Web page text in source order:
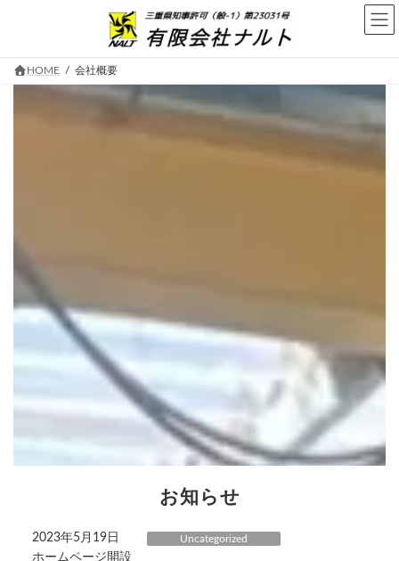
HOME 会社概要
三重県鈴鹿市の機械器具設置工事
機械器具設置工事、配管、製缶、プラント関連工事など様々
展開しています。
安全第一にお客様の信用に真摯にお応えいたします。
お知らせ
2023年5月19日 Uncategorized
ホームページ開設